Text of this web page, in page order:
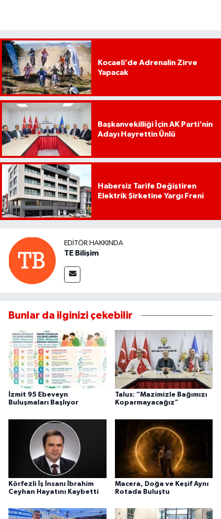
Kocaeli’de Adrenalin Zirve
Yapacak
Başkanvekilliği İçin AK Parti’nin
Adayı Hayrettin Ünlü
Habersiz Tarife Değiştiren
Elektrik Şirketine Yargı Freni
EDITÖR HAKKINDA
TE Bilişim
Bunlar da ilginizi çekebilir
İzmit 95 Ebeveyn
Buluşmaları Başlıyor
Talus: “Mazimizle Bağımızı
Koparmayacağız”
Körfezli İş İnsanı İbrahim
Ceyhan Hayatını Kaybetti
Macera, Doğa ve Keşif Aynı
Rotada Buluştu